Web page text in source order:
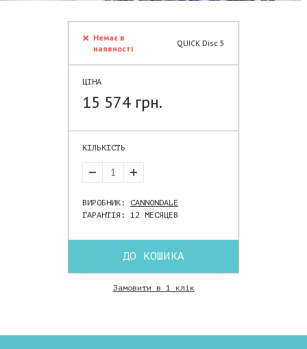
Немає в
наявності
QUICK Disc 5
ЦІНА
15 574 грн.
КІЛЬКІСТЬ
ВИРОБНИК: CANNONDALE
ГАРАНТІЯ: 12 МЕСЯЦЕВ
ДО КОШИКА
Замовити в 1 клік